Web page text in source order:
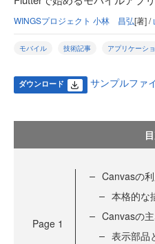
WINGSプロジェクト 小林 昌弘[著] /
モバイル 技術記事 アプリケーシ
ダウンロード サンプルファ
Page 1
Canvasの
本格的な
Canvasの
表示部品